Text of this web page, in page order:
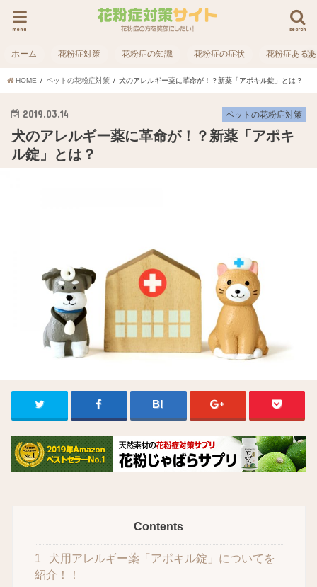
search
menu
ホーム 花粉症対策 花粉症の知識 花粉症の症状 花粉症ある
HOME ペットの花粉症対策 犬のアレルギー薬に革命が！？新薬「アポキル錠」とは？
ペットの花粉症対策
2019.03.14
犬のアレルギー薬に革命が！？新薬「アポキ
ル錠」とは？
Contents
1
犬用アレルギー薬「アポキル錠」についてを
紹介！！